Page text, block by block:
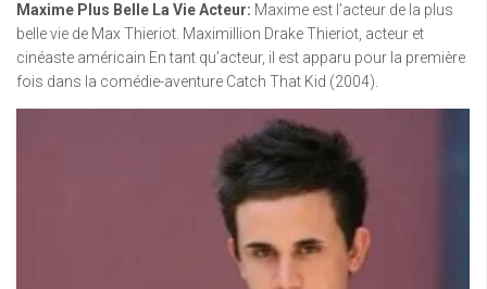
Maxime Plus Belle La Vie Acteur: Maxime est l’acteur de la plus
belle vie de Max Thieriot. Maximillion Drake Thieriot, acteur et
cinéaste américain En tant qu’acteur, il est apparu pour la première
fois dans la comédie-aventure Catch That Kid (2004).